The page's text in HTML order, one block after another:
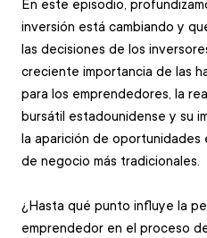
En este episodio,
inversión está cambiando y
las decisiones de los
creciente importancia de las
para los emprendedores, la
bursátil estadounidense y su
la aparición de oportunidades
de negocio más tradicionales.
¿Hasta qué punto influye la
emprendedor en el proceso